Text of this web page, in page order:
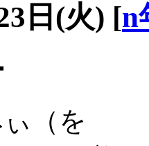
日(火) [n
（を